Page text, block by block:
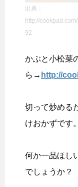
出典：
http://
92
かぶと小松菜
ら→ http://
切って炒める
けおかずです。
何か一品ほし
でしょうか？